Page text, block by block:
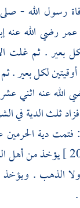
رسول الله -
عمررضي الله عنه
بعير . ثم غلت
لكل بعير .
الله عنه اثني
ثلث الدية في
فتمت دية
يؤخذ من أهل
الذهب .
.